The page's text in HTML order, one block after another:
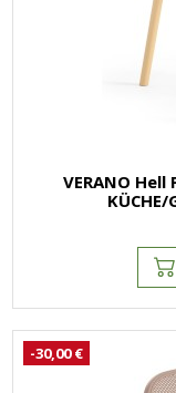
VERANO Hell
KÜCHE/
-30,00 €